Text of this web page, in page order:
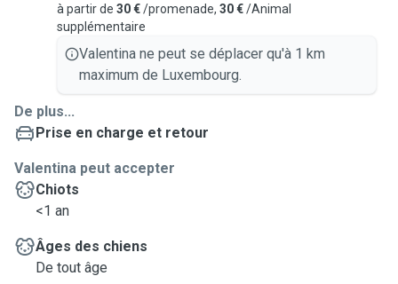
à partir de 30 €/promenade, 30 €/Animal
supplémentaire
Valentina ne peut se déplacer qu'à 1 km
maximum de Luxembourg.
De plus...
Prise en charge et retour
Valentina peut accepter
Chiots
<1 an
Âges des chiens
De tout âge